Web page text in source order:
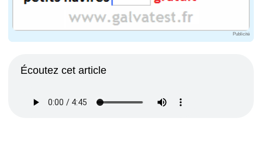
Publicité
Écoutez cet article